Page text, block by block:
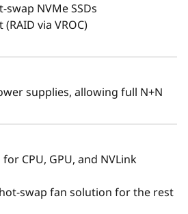
han de sobresalir en
vez satisfacer importantes
consumo. La innovación de
NVMe SSDs
via VROC)
supplies, allowing full N+N
CPU, GPU, and NVLink
swap fan solution for the rest